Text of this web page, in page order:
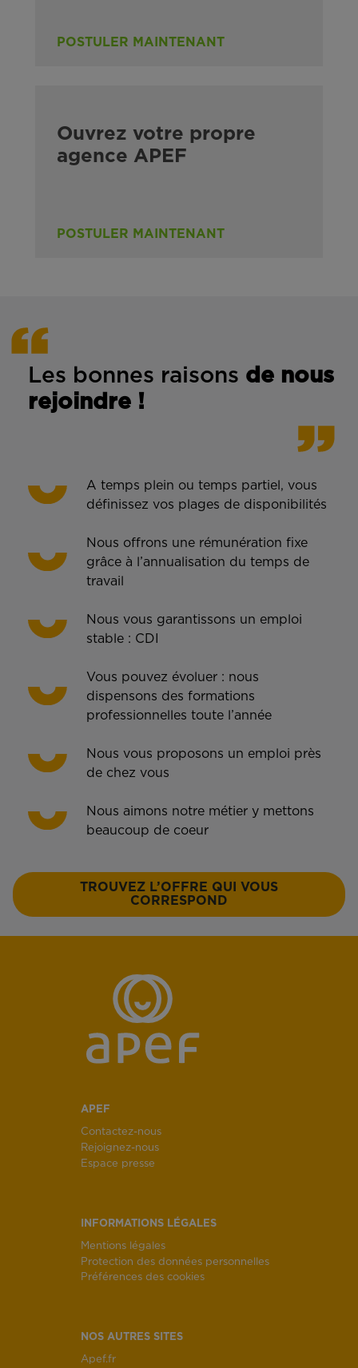
POSTULER MAINTENANT
Ouvrez votre propre
agence APEF
POSTULER MAINTENANT
Les bonnes raisons de nous
rejoindre !
A temps plein ou temps partiel, vous
définissez vos plages de disponibilités
Nous offrons une rémunération fixe
grâce à l’annualisation du temps de
travail
Nous vous garantissons un emploi
stable : CDI
Vous pouvez évoluer : nous
dispensons des formations
professionnelles toute l’année
Nous vous proposons un emploi près
de chez vous
Nous aimons notre métier y mettons
beaucoup de coeur
TROUVEZ L’OFFRE QUI VOUS
CORRESPOND
APEF
Contactez-nous
Rejoignez-nous
Espace presse
INFORMATIONS LÉGALES
Mentions légales
Protection des données personnelles
Préférences des cookies
NOS AUTRES SITES
Apef.fr